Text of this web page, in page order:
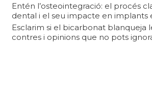
Entén l’osteointegració: el procés
dental i el seu impacte en implants
Esclarim si el bicarbonat blanqueja
contres i opinions que no pots